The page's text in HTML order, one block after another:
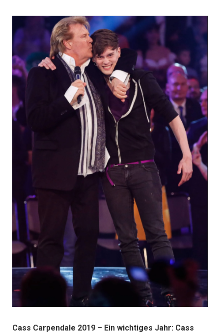
Cass Carpendale 2019 – Ein wichtiges Jahr: Cass